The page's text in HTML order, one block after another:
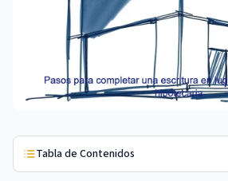
Tabla de Contenidos